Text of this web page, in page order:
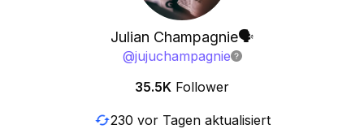
Julian Champagnie🗣
@jujuchampagnie
35.5K Follower
230 vor Tagen aktualisiert